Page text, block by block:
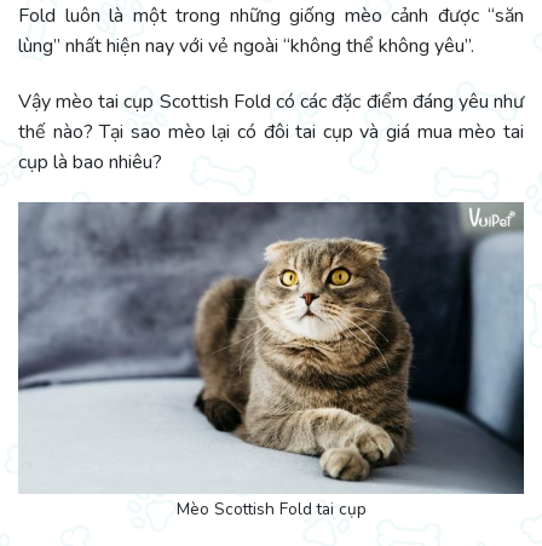
Fold luôn là một trong những giống mèo cảnh được “săn
lùng” nhất hiện nay với vẻ ngoài “không thể không yêu”.
Vậy mèo tai cụp Scottish Fold có các đặc điểm đáng yêu như
thế nào? Tại sao mèo lại có đôi tai cụp và giá mua mèo tai
cụp là bao nhiêu?
Mèo Scottish Fold tai cụp